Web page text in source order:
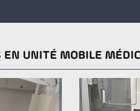
EN UNITÉ MOBILE